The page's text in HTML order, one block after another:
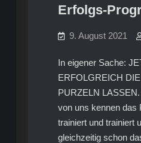
Erfolgs-
9. August 2021
In eigener Sache:
ERFOLGREICH
PURZELN
von uns kennen das
trainiert und trainiert
gleichzeitig schon